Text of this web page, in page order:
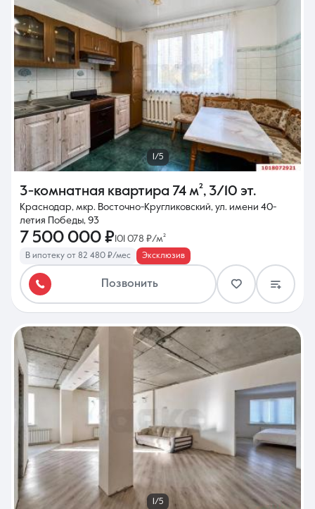
1/5
3-комнатная квартира 74 м², 3/10 эт.
Краснодар, мкр. Восточно-Кругликовский, ул. имени 40-
летия Победы, 93
7 500 000 ₽101 078 ₽/м²
В ипотеку от 82 480 ₽/мес Эксклюзив
Позвонить
1/5